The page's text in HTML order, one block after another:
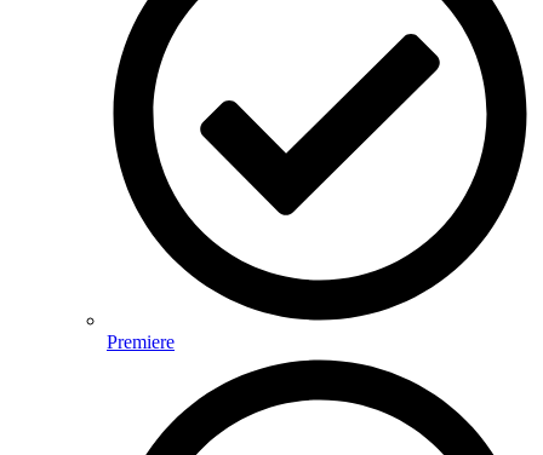
Premiere